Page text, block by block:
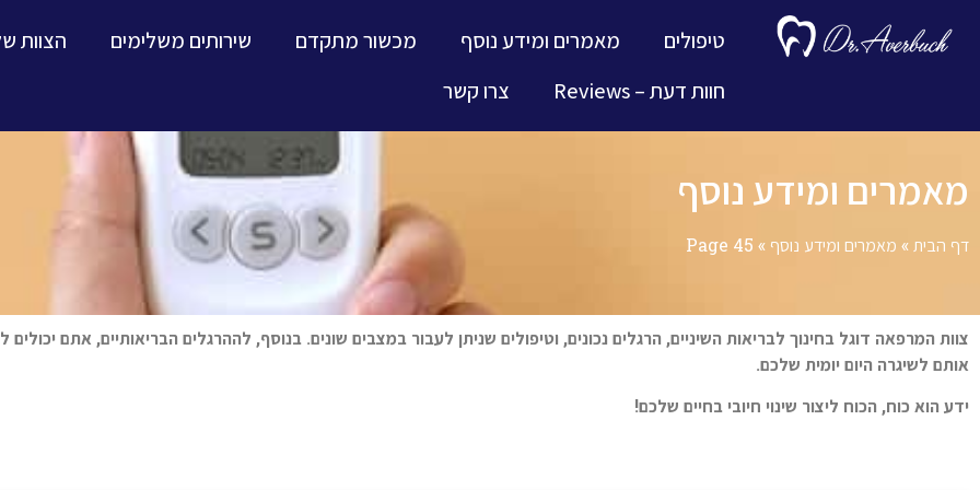
טיפולים מאמרים ומידע נוסף מכשור מתקדם שירותים משלימים הצוות
חוות דעת – Reviews
צרו קשר
מאמרים ומידע נוסף
דף הבית» מאמרים ומידע נוסף »
Page 45
צוות המרפאה דוגל בחינוך לבריאות השיניים, הרגלים נכונים, וטיפולים שניתן לעבור במצבים שונים. בנוסף, לההרגלים הבריאותיים, אתם יכולים
אותם לשיגרה היום יומית שלכם.
ידע הוא כוח, הכוח ליצור שינוי חיובי בחיים שלכם!